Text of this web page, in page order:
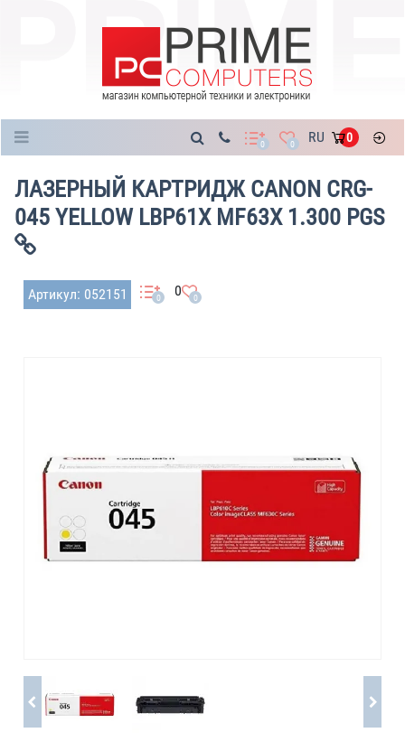
0 0 RU 0
ЛАЗЕРНЫЙ КАРТРИДЖ CANON CRG-
045 YELLOW LBP61X MF63X 1.300 PGS
Артикул: 052151 0 0 0